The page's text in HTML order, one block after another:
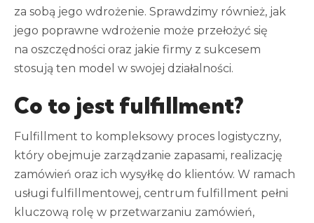
za sobą jego wdrożenie. Sprawdzimy również, jak
jego poprawne wdrożenie może przełożyć się
na oszczędności oraz jakie firmy z sukcesem
stosują ten model w swojej działalności.
Co to jest fulfillment?
Fulfillment to kompleksowy proces logistyczny,
który obejmuje zarządzanie zapasami, realizację
zamówień oraz ich wysyłkę do klientów. W ramach
usługi fulfillmentowej, centrum fulfillment pełni
kluczową rolę w przetwarzaniu zamówień,